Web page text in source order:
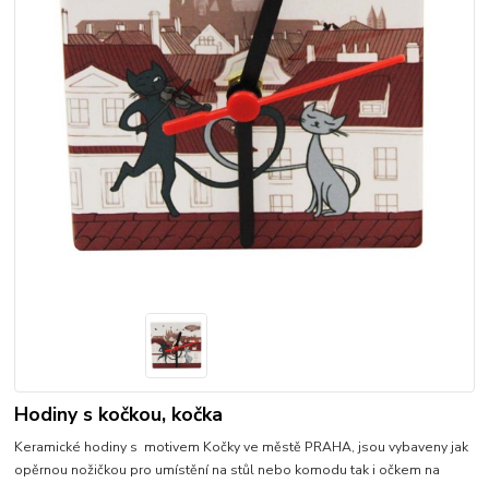
Hodiny s kočkou, kočka
Keramické hodiny s motivem Kočky ve městě PRAHA, jsou vybaveny jak
opěrnou nožičkou pro umístění na stůl nebo komodu tak i očkem na